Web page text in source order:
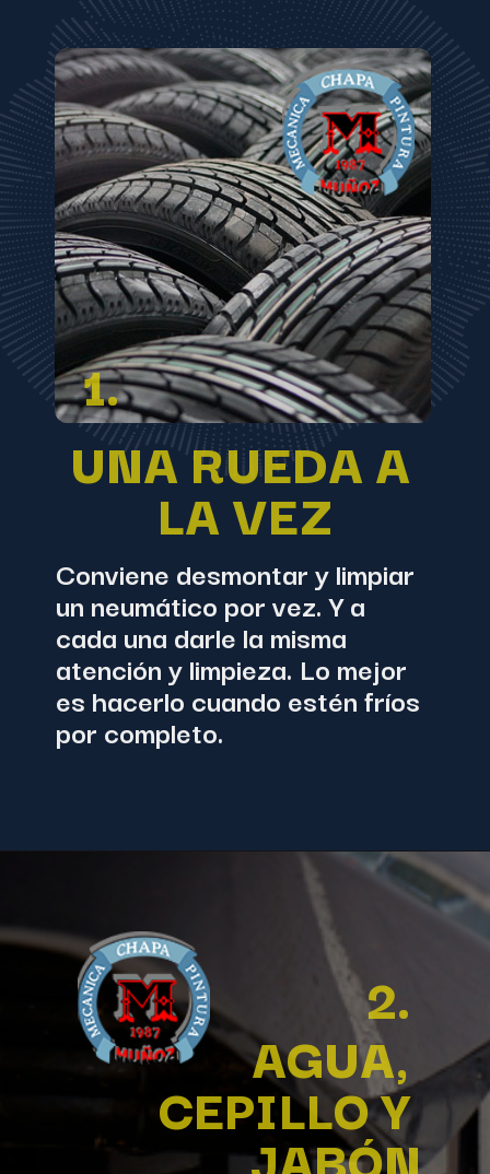
1.
UNA RUEDA A
LA VEZ
Conviene desmontar y limpiar
un neumático por vez. Y a
cada una darle la misma
atención y limpieza. Lo mejor
es hacerlo cuando estén fríos
por completo.
2.
AGUA,
CEPILLO Y